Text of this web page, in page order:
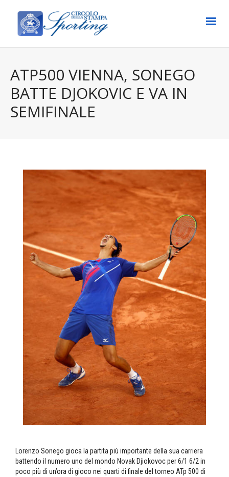
ATP500 VIENNA, SONEGO
BATTE DJOKOVIC E VA IN
SEMIFINALE
Lorenzo Sonego gioca la partita più importante della sua carriera
battendo il numero uno del mondo Novak Djiokovoc per 6/1 6/2 in
poco più di un’ora di gioco nei quarti di finale del torneo ATp 500 di